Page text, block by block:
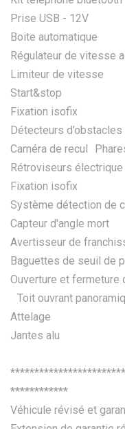
Prise USB - 12V
Boite automatique
Régulateur de vitesse
Limiteur de vitesse
Start&stop
Fixation isofix
Détecteurs d’obstacles
Caméra de recul
Rétroviseurs
Fixation isofix
Système détection de
Capteur d'angle mort
Avertisseur de
Baguettes de seuil de
Ouverture et fermeture
Toit ouvrant
Attelage
Jantes alu
************
Véhicule révisé et